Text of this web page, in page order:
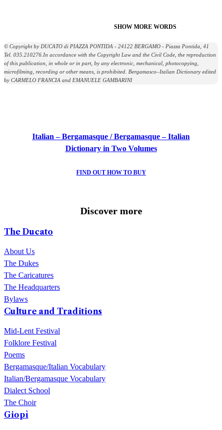
SHOW MORE WORDS
© Copyright by DUCATO di PIAZZA PONTIDA - 24122 BERGAMO - Piazza Pontida, 41
Tel. 035.210276.In accordance with the Copyright Law and the Civil Code, the reproduction
of this publication, in whole or in part, by any electronic, mechanical, photocopying,
microfilming, recording or other means, is prohibited. Bergamasco–Italian Dictionary edited
by CARMELO FRANCIA and EMANUELE GAMBARINI
Italian – Bergamasque / Bergamasque – Italian
Dictionary in Two Volumes
FIND OUT HOW TO BUY
Discover more
The Ducato
About Us
The Dukes
The Caricatures
The Headquarters
Bylaws
Culture and Traditions
Mid-Lent Festival
Folklore Festival
Poems
Bergamasque/Italian Vocabulary
Italian/Bergamasque Vocabulary
Dialect School
The Choir
Giopì